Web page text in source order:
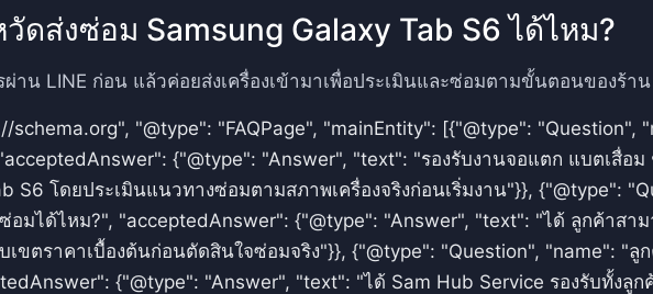
ดส่งซ่อม Samsung Galaxy Tab S6 ได้ไหม?
าน LINE ก่อน แล้วค่อยส่งเครื่องเข้ามาเพื่อประเมินและซ่อมตามขั้นตอนของร้าน
schema.org", "@type": "FAQPage", "mainEntity": [{"@type": "Question",
{"@type": "Answer", "text": "รองรับงานจอแตก แบตเสื่อ
S6 โดยประเมินแนวทางซ่อมตามสภาพเครื่องจริงก่อนเริ่มงาน"}}, {"@type":
อมได้ไหม?", "acceptedAnswer": {"@type": "Answer", "text": "ได้ ลูกค้าสา
เขตราคาเบื้องต้นก่อนตัดสินใจซ่อมจริง"}}, {"@type": "Question", "name": "ลู
{"@type": "Answer", "text": "ได้ Sam Hub Service รองรับทั้งลู